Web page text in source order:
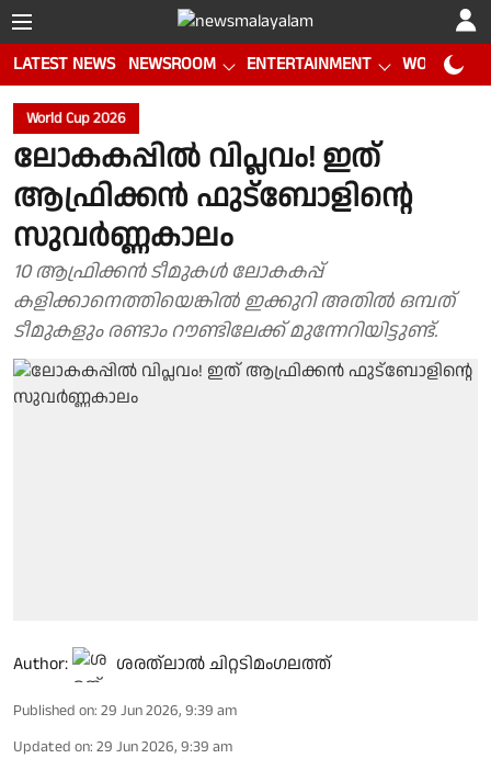
LATEST NEWS NEWSROOM ENTERTAINMENT WORLD CUP
World Cup 2026
ലോകകപ്പിൽ വിപ്ലവം! ഇത്
ആഫ്രിക്കൻ ഫുട്ബോളിൻ്റെ
സുവർണ്ണകാലം
10 ആഫ്രിക്കൻ ടീമുകൾ ലോകകപ്പ്
കളിക്കാനെത്തിയെങ്കിൽ ഇക്കുറി അതിൽ ഒമ്പത്
ടീമുകളും രണ്ടാം റൗണ്ടിലേക്ക് മുന്നേറിയിട്ടുണ്ട്.
Author: ശരത്‌ലാൽ ചിറ്റടിമംഗലത്ത്
Published on: 29 Jun 2026, 9:39 am
Updated on: 29 Jun 2026, 9:39 am